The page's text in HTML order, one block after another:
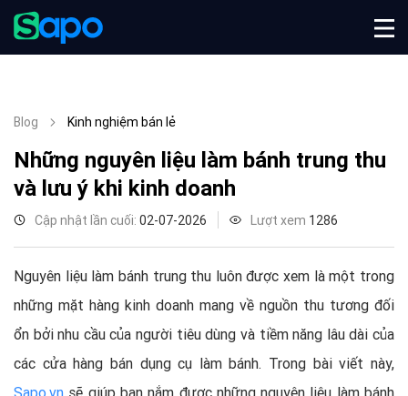
Blog Kinh nghiệm bán lẻ
Những nguyên liệu làm bánh trung thu
và lưu ý khi kinh doanh
Cập nhật lần cuối: 02-07-2026 Lượt xem 1286
Nguyên liệu làm bánh trung thu luôn được xem là một trong
những mặt hàng kinh doanh mang về nguồn thu tương đối
ổn bởi nhu cầu của người tiêu dùng và tiềm năng lâu dài của
các cửa hàng bán dụng cụ làm bánh. Trong bài viết này,
Sapo.vn sẽ giúp bạn nắm được những nguyên liệu làm bánh